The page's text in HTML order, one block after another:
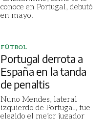
conoce en Portugal, debutó
en mayo.
FÚTBOL
Portugal derrota a
España en la tanda
de penaltis
Nuno Mendes, lateral
izquierdo de Portugal, fue
elegido el mejor jugador